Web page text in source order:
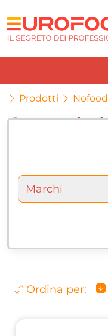
Prodotti Nofood
Marchi
Ordina per: